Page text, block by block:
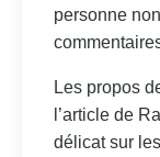
personne
Les propos
l’article de
délicat sur